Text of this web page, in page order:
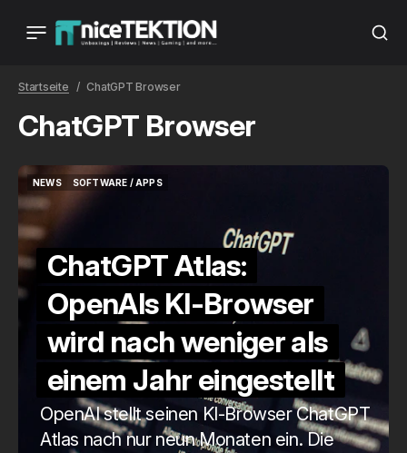
Startseite ChatGPT Browser
ChatGPT Browser
NEWS
NEWS
SOFTWARE / APPS
ChatGPT Atlas:
OpenAIs KI-Browser
wird nach weniger als
einem Jahr eingestellt
OpenAI stellt seinen KI-Browser ChatGPT
Atlas nach nur neun Monaten ein. Die